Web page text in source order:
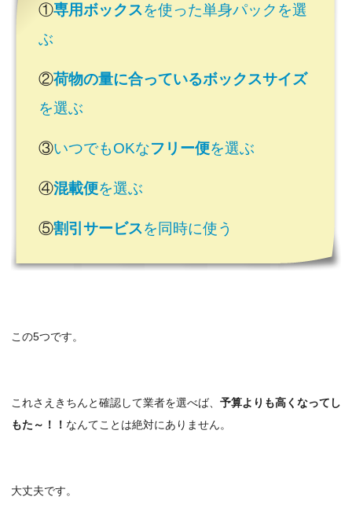
①専用ボックスを使った単身パックを選
ぶ
②荷物の量に合っているボックスサイズ
を選ぶ
③いつでもOKなフリー便を選ぶ
④混載便を選ぶ
⑤割引サービスを同時に使う
この5つです。
これさえきちんと確認して業者を選べば、 予算よりも高くなってし
もた～！！ なんてことは絶対にありません。
大丈夫です。